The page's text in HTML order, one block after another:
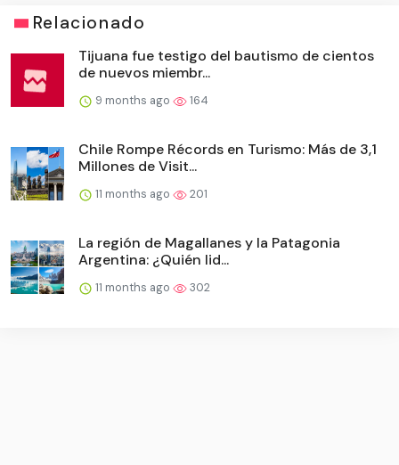
Relacionado
Tijuana fue testigo del bautismo de cientos
de nuevos miembr...
9 months ago 164
Chile Rompe Récords en Turismo: Más de 3,1
Millones de Visit...
11 months ago 201
La región de Magallanes y la Patagonia
Argentina: ¿Quién lid...
11 months ago 302